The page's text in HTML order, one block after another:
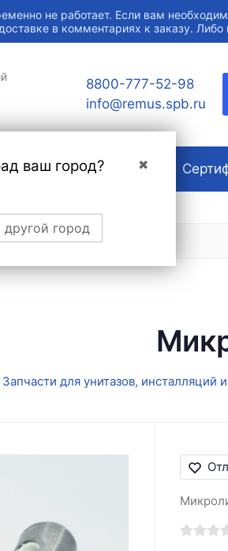
не работает. Если вам
доставке в комментариях к заказу.
✖
ваш город?
другой город
8800-777-52-98
info@remus.spb.ru
О компании
Запчасти для унитазов, инсталляций